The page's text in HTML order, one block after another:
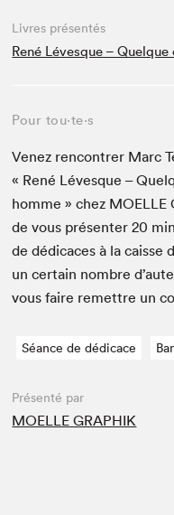
Livres présentés
René Lévesque –
Pour tou⋅te⋅s
Venez ren­con­tr­er Marc
« René Lévesque –
homme » chez MOELLE
de vous présen­ter20
de dédi­caces à la caisse
un cer­tain nom­bre
vous faire remet­tre un
Séance de dédicace
Présenté par
MOELLE GRAPHIK